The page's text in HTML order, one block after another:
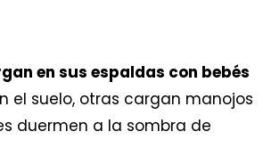
en sus espaldas con bebés
el suelo, otras cargan manojos
duermen a la sombra de